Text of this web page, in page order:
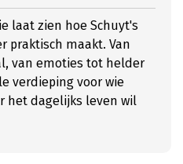
laat zien hoe Schuyt's
praktisch maakt. Van
van emoties tot helder
verdieping voor wie
het dagelijks leven wil